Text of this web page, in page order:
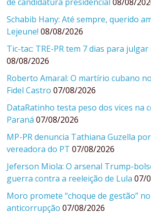
Schabib Hany: Até sempre, querido
Lejeune! 08/08/2026
Tic-tac: TRE-PR tem 7 dias para
08/08/2026
Roberto Amaral: O martírio cubano
Fidel Castro 07/08/2026
DataRatinho testa peso dos vices na
Paraná 07/08/2026
MP-PR denuncia Tathiana Guzella
vereadora do PT 07/08/2026
Jeferson Miola: O arsenal Trump-
guerra contra a reeleição de Lula 07/
Moro promete “choque de gestão”
anticorrupção 07/08/2026